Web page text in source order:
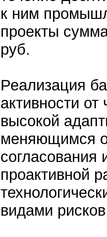
к ним
проекты
руб.
Реализация
активности
высокой
меняющимся
проактивной
видами